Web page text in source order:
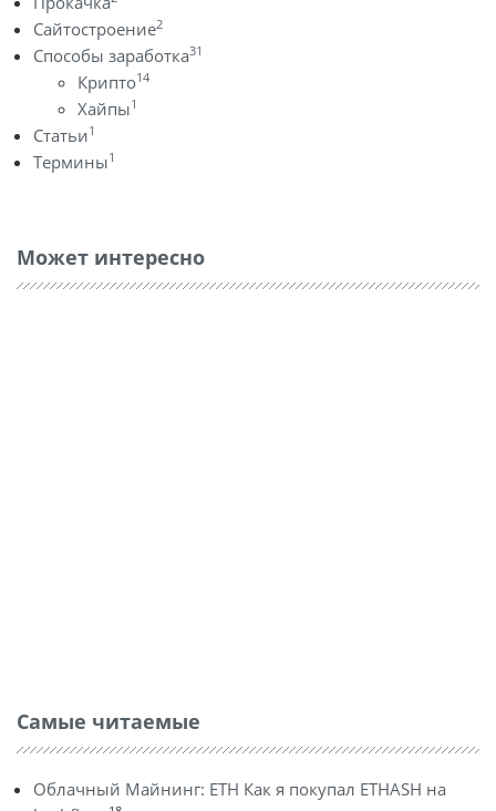
Сайтостроение2
Способы заработка31
Крипто14
Хайпы1
Статьи1
Термины1
Может интересно
Самые читаемые
Облачный Майнинг: ETH Как я покупал ETHASH на